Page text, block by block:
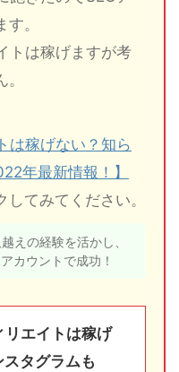
。
トは稼げますが考
は稼げない？知ら
年最新情報！】
てみてください。
えの経験を活かし、
カウントで成功！
リエイトは稼げ
タグラムも